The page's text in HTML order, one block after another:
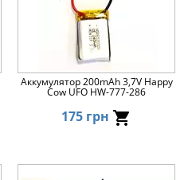
Аккумулятор 200mAh 3,7V Happy
Cow UFO HW-777-286
175 грн